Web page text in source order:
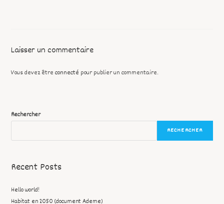
Laisser un commentaire
Vous devez êtreconnecté pour publier un commentaire.
Rechercher
RECHERCHER
Recent Posts
Hello world!
Habitat en 2050 (document Ademe)